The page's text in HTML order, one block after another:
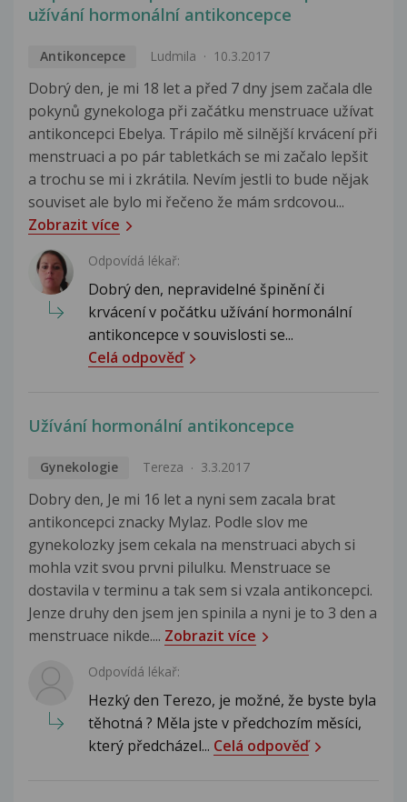
užívání hormonální antikoncepce
Antikoncepce Ludmila 10.3.2017
Dobrý den, je mi 18 let a před 7 dny jsem začala dle
pokynů gynekologa při začátku menstruace užívat
antikoncepci Ebelya. Trápilo mě silnější krvácení při
menstruaci a po pár tabletkách se mi začalo lepšit
a trochu se mi i zkrátila. Nevím jestli to bude nějak
souviset ale bylo mi řečeno že mám srdcovou...
Zobrazit více
Odpovídá lékař:
Dobrý den, nepravidelné špinění či
krvácení v počátku užívání hormonální
antikoncepce v souvislosti se...
Celá odpověď
Užívání hormonální antikoncepce
Gynekologie Tereza 3.3.2017
Dobry den, Je mi 16 let a nyni sem zacala brat
antikoncepci znacky Mylaz. Podle slov me
gynekolozky jsem cekala na menstruaci abych si
mohla vzit svou prvni pilulku. Menstruace se
dostavila v terminu a tak sem si vzala antikoncepci.
Jenze druhy den jsem jen spinila a nyni je to 3 den a
menstruace nikde.... Zobrazit více
Odpovídá lékař:
Hezký den Terezo, je možné, že byste byla
těhotná ? Měla jste v předchozím měsíci,
který předcházel... Celá odpověď